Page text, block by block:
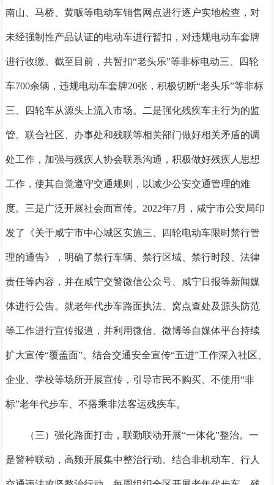
南山、马桥、黄畈等电动车销售网点进行逐户实地检查，对
未经强制性产品认证的电动车进行暂扣，对违规电动车套牌
进行收缴。截至目前，共暂扣“老头乐”等非标电动三、四轮
车700余辆，违规电动车套牌20张，积极切断“老头乐”等非标
三、四轮车从源头上流入市场。 二是强化残疾车主行为的监
管。联合社区、办事处和残联等相关部门做好相关矛盾的调
处工作，加强与残疾人协会联系沟通，积极做好残疾人思想
工作，使其自觉遵守交通规则，以减少公安交通管理的难
度。 三是广泛开展社会面宣传。 2022年7月，咸宁市公安局印
发了《关于咸宁市中心城区实施三、四轮电动车限时禁行管
理的通告》，明确了禁行车辆、禁行区域、禁行时段、法律
责任等内容，并在咸宁交警微信公众号、咸宁日报等新闻媒
体进行公告。 就老年代步车路面执法、窝点查处及源头防范
等工作进行宣传报道，并利用微信、微博等自媒体平台持续
扩大宣传“覆盖面”。结合交通安全宣传“五进”工作深入社区、
企业、学校等场所开展宣传，引导市民不购买、不使用“非
标”老年代步车、不搭乘非法客运残疾车。
（三）强化路面打击，联勤联动开展“一体化”整治。一
是警种联动，高频开展集中整治行动。结合非机动车、行人